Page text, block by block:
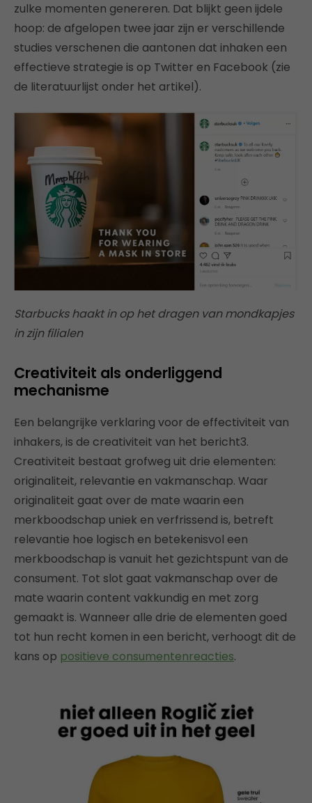
zulke momenten genereren. Dat blijkt geen ijdele
hoop: de afgelopen twee jaar zijn er verschillende
studies verschenen die aantonen dat inhaken een
effectieve strategie is op Twitter en Facebook (zie
de literatuurlijst onder het artikel).
Starbucks haakt in op het dragen van mondkapjes
in zijn filialen
Creativiteit als onderliggend
mechanisme
Een belangrijke verklaring voor de effectiviteit van
inhakers, is de creativiteit van het bericht3.
Creativiteit bestaat grofweg uit drie elementen:
originaliteit, relevantie en vakmanschap. Waar
originaliteit gaat over de mate waarin een
merkboodschap uniek en verfrissend is, betreft
relevantie hoe logisch en betekenisvol een
merkboodschap is vanuit het gezichtspunt van de
consument. Tot slot gaat vakmanschap over de
mate waarin content vakkundig en met zorg
gemaakt is. Wanneer alle drie de elementen goed
tot hun recht komen in een bericht, verhoogt dit de
kans op positieve consumentenreacties.